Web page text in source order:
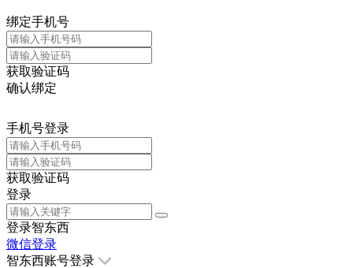
绑定手机号
获取验证码
确认绑定
手机号登录
获取验证码
登录
登录智东西
微信登录
智东西账号登录